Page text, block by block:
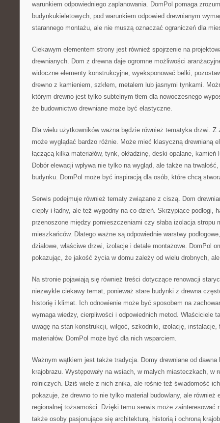
warunkiem odpowiedniego zaplanowania. DomPol pomaga
budynkukieletowych, pod warunkiem odpowied drewnianym
starannego montażu, ale nie muszą oznaczać ograniczeń dla
Ciekawym elementem strony jest również spojrzenie na
drewnianych. Dom z drewna daje ogromne możliwości
widoczne elementy konstrukcyjne, wyeksponować belki,
drewno z kamieniem, szkłem, metalem lub jasnymi tynkami.
którym drewno jest tylko subtelnym tłem dla nowoczesnego
że budownictwo drewniane może być elastyczne.
Dla wielu użytkowników ważna będzie również tematyka drzwi. Z
może wyglądać bardzo różnie. Może mieć klasyczną drewnianą
łączącą kilka materiałów, tynk, okładzinę, deski opalane,
Dobór elewacji wpływa nie tylko na wygląd, ale także na
budynku. DomPol może być inspiracją dla osób, które chcą
Serwis podejmuje również tematy związane z ciszą. Dom
ciepły i ładny, ale też wygodny na co dzień. Skrzypiące podłogi,
przenoszone między pomieszczeniami czy słaba izolacja stropu
mieszkańców. Dlatego ważne są odpowiednie warstwy
działowe, właściwe drzwi, izolacje i detale montażowe. DomPol
pokazując, że jakość życia w domu zależy od wielu drobnych,
Na stronie pojawiają się również treści dotyczące renowacji
niezwykle ciekawy temat, ponieważ stare budynki z drewna
historię i klimat. Ich odnowienie może być sposobem na
wymaga wiedzy, cierpliwości i odpowiednich metod. Właściciele
uwagę na stan konstrukcji, wilgoć, szkodniki, izolację,
materiałów. DomPol może być dla nich wsparciem.
Ważnym wątkiem jest także tradycja. Domy drewniane od dawna
krajobrazu. Występowały na wsiach, w małych miasteczkach, w
rolniczych. Dziś wiele z nich znika, ale rośnie też świadomość
pokazuje, że drewno to nie tylko materiał budowlany, ale
regionalnej tożsamości. Dzięki temu serwis może zainteresować
także osoby pasjonujące się architekturą, historią i ochroną